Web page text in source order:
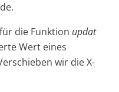
die Funktion updat
Wert eines
wir die X-